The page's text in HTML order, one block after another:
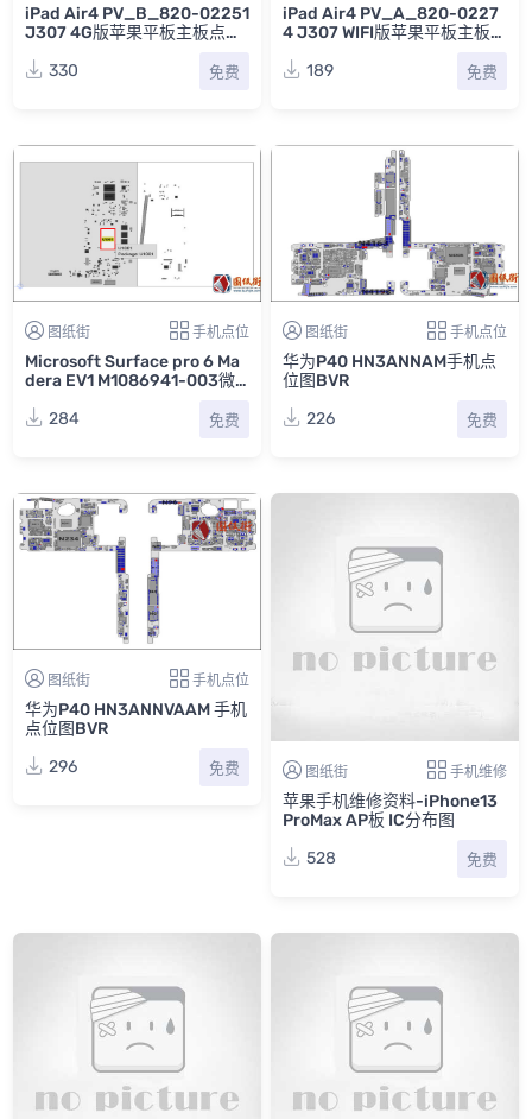
iPad Air4 PV_B_820-02251
J307 4G版苹果平板主板点位
330
免费
iPad Air4 PV_A_820-0227
4 J307 WIFI版苹果平板主板点
189
免费
图纸街 手机点位
Microsoft Surface pro 6 Ma
dera EV1 M1086941-003微
284
免费
图纸街 手机点位
华为P40 HN3ANNAM手机点
位图BVR
226
免费
图纸街 手机点位
华为P40 HN3ANNVAAM 手机
点位图BVR
296
免费 图纸街 手机维修
苹果手机维修资料-iPhone13
ProMax AP板 IC分布图
528
免费